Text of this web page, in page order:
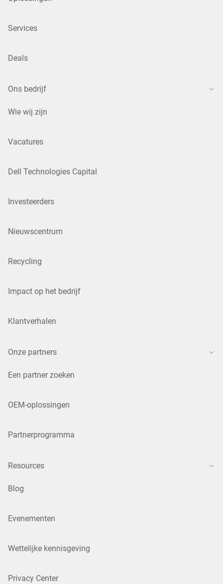
Services
Deals
Ons bedrijf
Wie wij zijn
Vacatures
Dell Technologies Capital
Investeerders
Nieuwscentrum
Recycling
Impact op het bedrijf
Klantverhalen
Onze partners
Een partner zoeken
OEM-oplossingen
Partnerprogramma
Resources
Blog
Evenementen
Wettelijke kennisgeving
Privacy Center